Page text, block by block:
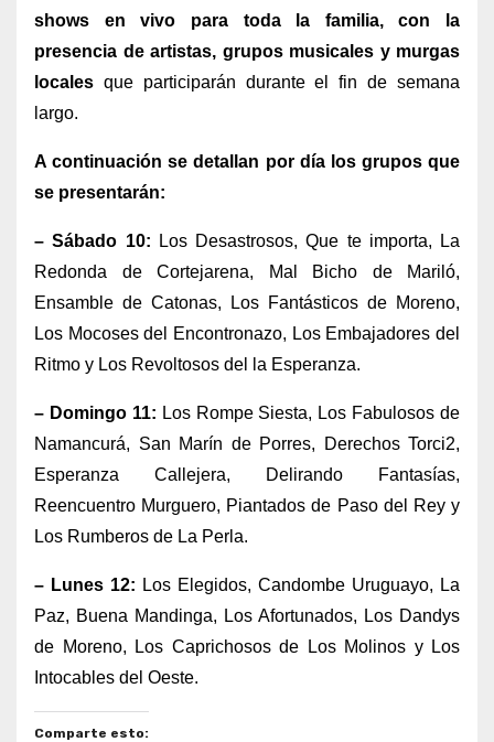
shows en vivo para toda la familia, con la
presencia de artistas, grupos musicales y murgas
locales que participarán durante el fin de semana
largo.
A continuación se detallan por día los grupos que
se presentarán:
– Sábado 10: Los Desastrosos, Que te importa, La
Redonda de Cortejarena, Mal Bicho de Mariló,
Ensamble de Catonas, Los Fantásticos de Moreno,
Los Mocoses del Encontronazo, Los Embajadores del
Ritmo y Los Revoltosos del la Esperanza.
– Domingo 11: Los Rompe Siesta, Los Fabulosos de
Namancurá, San Marín de Porres, Derechos Torci2,
Esperanza Callejera, Delirando Fantasías,
Reencuentro Murguero, Piantados de Paso del Rey y
Los Rumberos de La Perla.
– Lunes 12: Los Elegidos, Candombe Uruguayo, La
Paz, Buena Mandinga, Los Afortunados, Los Dandys
de Moreno, Los Caprichosos de Los Molinos y Los
Intocables del Oeste.
Comparte esto: